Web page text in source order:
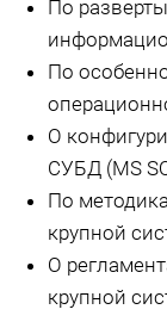
По
По
О
СУБД (MS
По
крупной
О
крупной